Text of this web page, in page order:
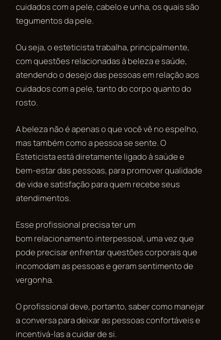
cuidados com a pele, cabelo e unha, os quais são
tegumentos da pele.
Ou seja, o esteticista trabalha, principalmente,
com questões relacionadas à beleza e saúde,
atendendo o desejo das pessoas em relação aos
cuidados com a pele, tanto do corpo quanto do
rosto.
A beleza não é apenas o que você vê no espelho,
mas também como a pessoa se sente. O
Esteticista está diretamente ligado à saúde e
bem-estar das pessoas, para promover qualidade
de vida e satisfação para quem recebe seus
atendimentos.
Esse profissional precisa ter um
bom relacionamento interpessoal, uma vez que
pode precisar enfrentar questões corporais que
incomodam as pessoas e geram sentimento de
vergonha.
O profissional deve, portanto, saber como manejar
a conversa para deixar as pessoas confortáveis e
incentivá-las a cuidar de si.